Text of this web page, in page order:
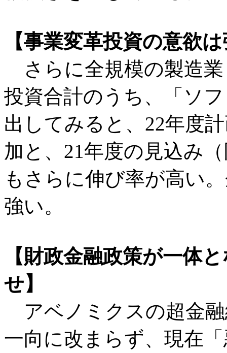
【事業変革投資の意欲
さらに全規模の製造業
投資合計のうち、「ソ
出してみると、22年度
加と、21年度の見込み
もさらに伸び率が高い
強い。
【財政金融政策が一体
せ】
アベノミクスの超金
一向に改まらず、現在